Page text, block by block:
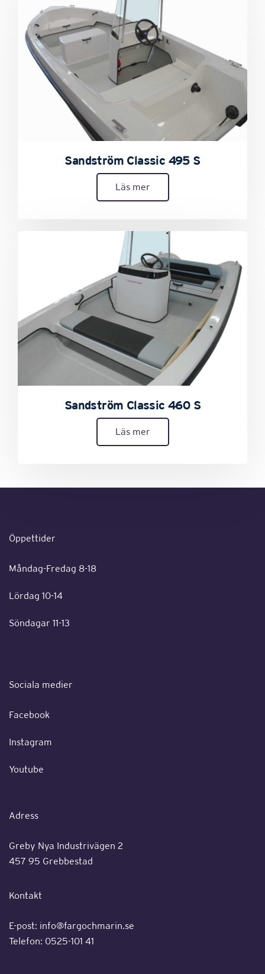
Sandström Classic 495 S
Läs mer
Sandström Classic 460 S
Läs mer
Öppettider
Måndag-Fredag 8-18
Lördag 10-14
Söndagar 11-13
Sociala medier
Facebook
Instagram
Youtube
Adress
Greby Nya Industrivägen 2
457 95 Grebbestad
Kontakt
E-post: info@fargochmarin.se
Telefon: 0525-101 41